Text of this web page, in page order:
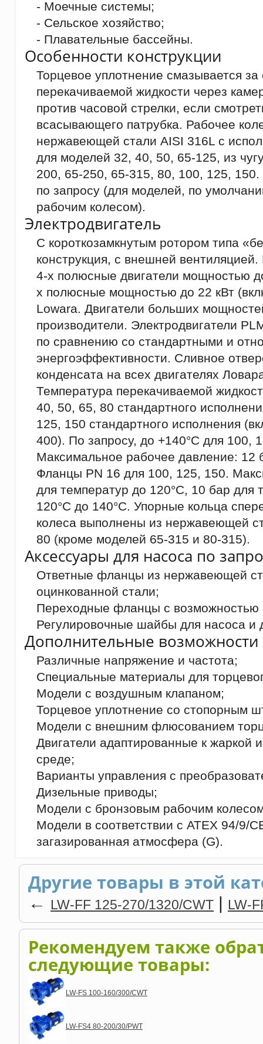
- Моечные системы;
- Сельское хозяйство;
- Плавательные бассейны.
Особенности конструкции
Торцевое уплотнение смазывается за
перекачиваемой жидкости через
против часовой стрелки, если
всасывающего патрубка. Рабочее
нержавеющей стали AISI 316L с
для моделей 32, 40, 50, 65-125, из
200, 65-250, 65-315, 80, 100, 125,
по запросу (для моделей, по
рабочим колесом).
Электродвигатель
С короткозамкнутым ротором типа
конструкция, с внешней
4-х полюсные двигатели мощностью
х полюсные мощностью до 22 кВт
Lowara. Двигатели больших
производители. Электродвигатели
по сравнению со стандартными и
энергоэффективности. Сливное
конденсата на всех двигателях
Температура перекачиваемой
40, 50, 65, 80 стандартного
125, 150 стандартного исполнения
400). По запросу, до +140°C для 100,
Максимальное рабочее давление: 12
Фланцы PN 16 для 100, 125, 150.
для температур до 120°C, 10 бар для
120°C до 140°C. Упорные кольца
колеса выполнены из нержавеющей
80 (кроме моделей 65-315 и 80-315).
Аксессуары для насоса по
Ответные фланцы из нержавеющей
оцинкованной стали;
Переходные фланцы с возможностью
Регулировочные шайбы для насоса и
Дополнительные возможности
Различные напряжение и частота;
Специальные материалы для
Модели с воздушным клапаном;
Торцевое уплотнение со стопорным
Модели с внешним флюсованием
Двигатели адаптированные к жаркой
среде;
Варианты управления с
Дизельные приводы;
Модели с бронзовым рабочим
Модели в соответствии с ATEX 94/9/
загазированная атмосфера (G).
Другие товары в этой
← LW-FF 125-270/1320/CWT | LW-
Рекомендуем также
следующие товары:
LW-FS 100-160/300/CWT
LW-FS4 80-200/30/PWT